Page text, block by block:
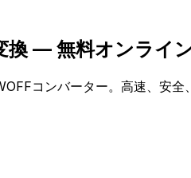
換 — 無料オンライ
コンバーター。高速、安全